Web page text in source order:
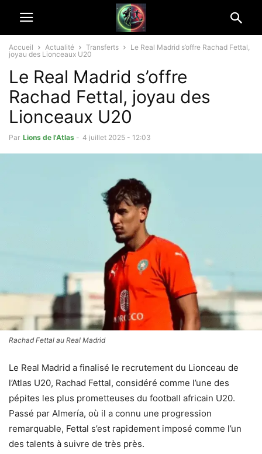
Accueil Actualité Transferts
Le Real Madrid s’offre Rachad Fettal,
joyau des Lionceaux U20
Le Real Madrid s’offre
Rachad Fettal, joyau des
Lionceaux U20
Par Lions de l'Atlas - 4 juillet 2025 - 12:03
Rachad Fettal au Real Madrid
Le Real Madrid a finalisé le recrutement du Lionceau de
l’Atlas U20, Rachad Fettal, considéré comme l’une des
pépites les plus prometteuses du football africain U20.
Passé par Almería, où il a connu une progression
remarquable, Fettal s’est rapidement imposé comme l’un
des talents à suivre de très près.